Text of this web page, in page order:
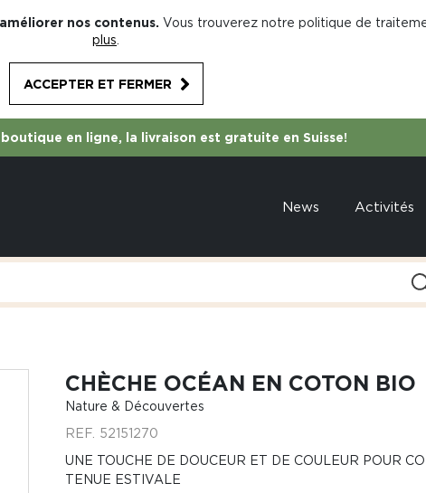
nos contenus. Vous trouverez notre politique de
plus
ACCEPTER ET FERMER
en ligne, la livraison est gratuite en Suisse!
News Activités
CHÈCHE OCÉAN EN COTON BIO
Nature & Découvertes
REF. 52151270
UNE TOUCHE DE DOUCEUR ET DE COULEUR POUR
TENUE ESTIVALE